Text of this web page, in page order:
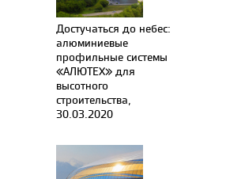
Достучаться до небес:
алюминиевые
профильные системы
«АЛЮТЕХ» для
высотного
строительства,
30.03.2020